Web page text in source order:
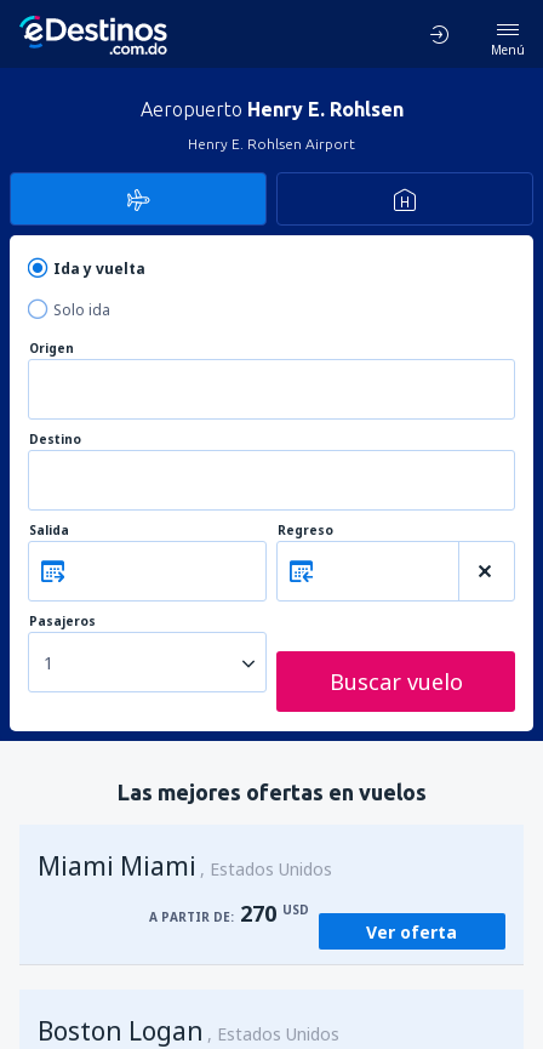
Menú
Aeropuerto Henry E. Rohlsen
Henry E. Rohlsen Airport
Ida y vuelta
Solo ida
Origen
Destino
Salida Regreso
Pasajeros
1
Buscar vuelo
Las mejores ofertas en vuelos
Miami Miami Estados Unidos
A PARTIR DE: 270 USD
Ver oferta
Boston Logan Estados Unidos